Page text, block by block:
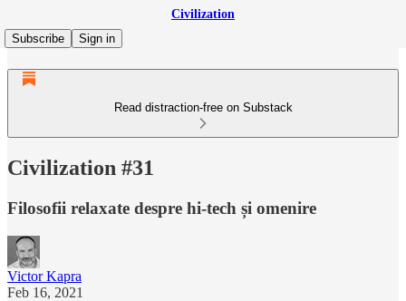
Civilization
Subscribe
Sign in
Read distraction-free on Substack
Civilization #31
Filosofii relaxate despre hi-tech și omenire
Victor Kapra
Feb 16, 2021